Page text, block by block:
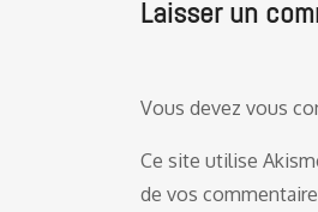
Laisser un
Vous devez vous
Ce site utilise
de vos